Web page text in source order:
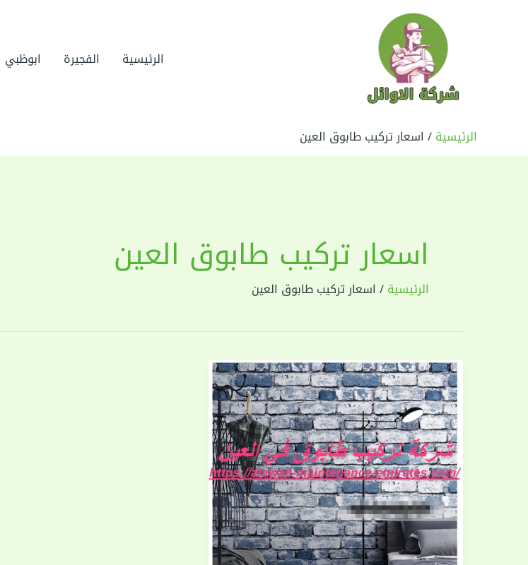
الرئيسية الفجيرة ابوظبي
الرئيسية اسعار تركيب طابوق العين
اسعار تركيب طابوق العين
الرئيسية اسعار تركيب طابوق العين